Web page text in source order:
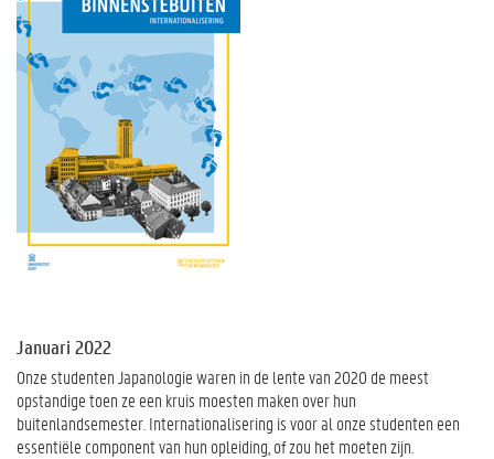
Januari 2022
Onze studenten Japanologie waren in de lente van 2020 de meest
opstandige toen ze een kruis moesten maken over hun
buitenlandsemester. Internationalisering is voor al onze studenten een
essentiële component van hun opleiding, of zou het moeten zijn.